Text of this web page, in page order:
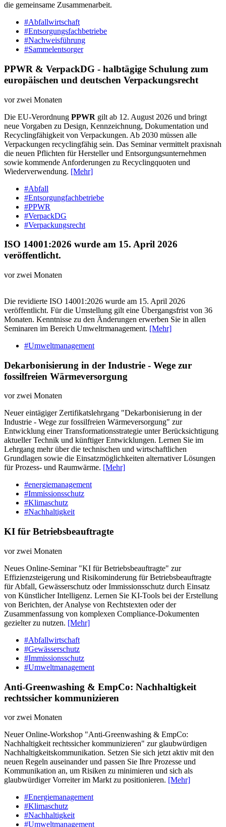
die gemeinsame Zusammenarbeit.
#Abfallwirtschaft
#Entsorgungsfachbetriebe
#Nachweisführung
#Sammelentsorger
PPWR & VerpackDG - halbtägige Schulung zum
europäischen und deutschen Verpackungsrecht
vor zwei Monaten
Die EU-Verordnung PPWR gilt ab 12. August 2026 und bringt
neue Vorgaben zu Design, Kennzeichnung, Dokumentation und
Recyclingfähigkeit von Verpackungen. Ab 2030 müssen alle
Verpackungen recyclingfähig sein. Das Seminar vermittelt praxisnah
die neuen Pflichten für Hersteller und Entsorgungsunternehmen
sowie kommende Anforderungen zu Recyclingquoten und
Wiederverwendung. [Mehr]
#Abfall
#Entsorgungfachbetriebe
#PPWR
#VerpackDG
#Verpackungsrecht
ISO 14001:2026 wurde am 15. April 2026
veröffentlicht.
vor zwei Monaten
Die revidierte ISO 14001:2026 wurde am 15. April 2026
veröffentlicht. Für die Umstellung gilt eine Übergangsfrist von 36
Monaten. Kenntnisse zu den Änderungen erwerben Sie in allen
Seminaren im Bereich Umweltrmanagement. [Mehr]
#Umweltmanagement
Dekarbonisierung in der Industrie - Wege zur
fossilfreien Wärmeversorgung
vor zwei Monaten
Neuer eintägiger Zertifikatslehrgang "Dekarbonisierung in der
Industrie - Wege zur fossilfreien Wärmeversorgung" zur
Entwicklung einer Transformationsstrategie unter Berücksichtigung
aktueller Technik und künftiger Entwicklungen. Lernen Sie im
Lehrgang mehr über die technischen und wirtschaftlichen
Grundlagen sowie die Einsatzmöglichkeiten alternativer Lösungen
für Prozess- und Raumwärme. [Mehr]
#energiemanagement
#Immissionsschutz
#Klimaschutz
#Nachhaltigkeit
KI für Betriebsbeauftragte
vor zwei Monaten
Neues Online-Seminar "KI für Betriebsbeauftragte" zur
Effizienzsteigerung und Risikominderung für Betriebsbeauftragte
für Abfall, Gewässerschutz oder Immissionsschutz durch Einsatz
von Künstlicher Intelligenz. Lernen Sie KI-Tools bei der Erstellung
von Berichten, der Analyse von Rechtstexten oder der
Zusammenfassung von komplexen Compliance-Dokumenten
gezielter zu nutzen. [Mehr]
#Abfallwirtschaft
#Gewässerschutz
#Immissionsschutz
#Umweltmanagement
Anti-Greenwashing & EmpCo: Nachhaltigkeit
rechtssicher kommunizieren
vor zwei Monaten
Neuer Online-Workshop "Anti-Greenwashing & EmpCo:
Nachhaltigkeit rechtssicher kommunizieren" zur glaubwürdigen
Nachhaltigkeitskommunikation. Setzen Sie sich jetzt aktiv mit den
neuen Regeln auseinander und passen Sie Ihre Prozesse und
Kommunikation an, um Risiken zu minimieren und sich als
glaubwürdiger Vorreiter im Markt zu positionieren. [Mehr]
#Energiemanagement
#Klimaschutz
#Nachhaltigkeit
#Umweltmanagement